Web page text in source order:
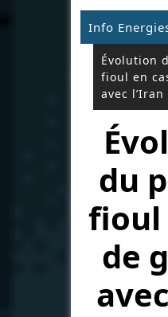
Info
Évolution
fioul en
avec l’Iran
du
fioul
de